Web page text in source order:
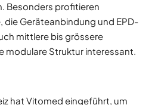
Besonders profitieren
die Geräteanbindung und EPD-
mittlere bis grössere
modulare Struktur interessant.
hat Vitomed eingeführt, um